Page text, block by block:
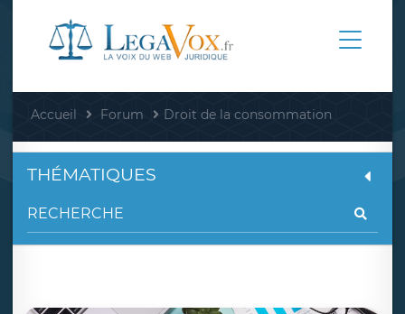
Accueil Forum Droit de la consommation
THÉMATIQUES